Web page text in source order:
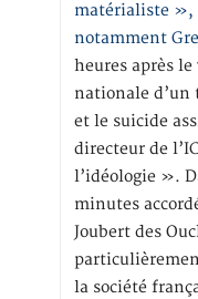
matérialiste »,
notamment
heures après le
nationale
et le suicide
directeur de
l’idéologie ».
minutes
Joubert des
la société